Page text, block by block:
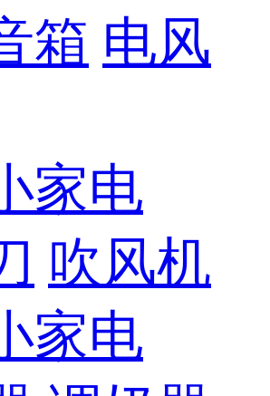
箱 电风
家电
吹风机
家电